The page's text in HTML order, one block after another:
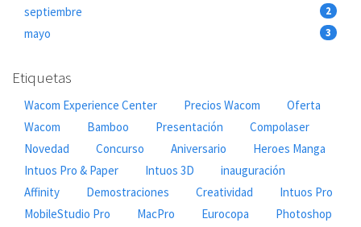
septiembre 2
mayo 3
Etiquetas
Wacom Experience Center Precios Wacom
Oferta
Wacom
Bamboo Presentación
Compolaser
Novedad
Concurso Aniversario
Heroes Manga
Intuos Pro & Paper
Intuos 3D
inauguración
Affinity
Demostraciones Creatividad
Intuos Pro
MobileStudio Pro
MacPro Eurocopa
Photoshop